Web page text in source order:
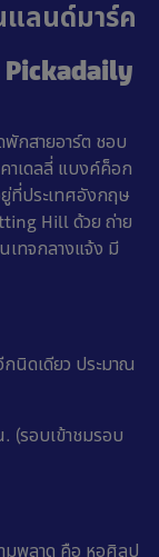
แลนด์มาร์ค
พักสายอาร์ต ชอบ
าเดลลี่ แบงค์ค็อก
ที่ประเทศอังกฤษ
Hill ด้วย ถ่าย
เทจกลางแจ้ง มี
นิดเดียว ประมาณ
(รอบเข้าชมรอบ
มพลาด คือ หอศิลป